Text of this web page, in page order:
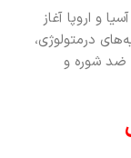
دهه ۷۰ میلادی در آسیا و اروپا آغاز
درمتولوژی،
ضد شوره و